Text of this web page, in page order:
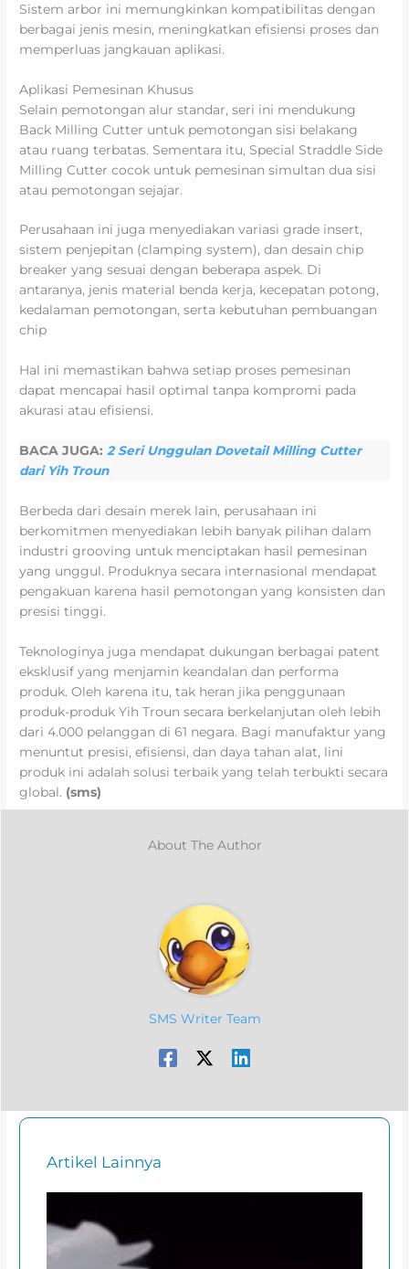
Sistem arbor ini memungkinkan kompatibilitas dengan
berbagai jenis mesin, meningkatkan efisiensi proses dan
memperluas jangkauan aplikasi.
Aplikasi Pemesinan Khusus
Selain pemotongan alur standar, seri ini mendukung
Back Milling Cutter untuk pemotongan sisi belakang
atau ruang terbatas. Sementara itu, Special Straddle Side
Milling Cutter cocok untuk pemesinan simultan dua sisi
atau pemotongan sejajar.
Perusahaan ini juga menyediakan variasi grade insert,
sistem penjepitan (clamping system), dan desain chip
breaker yang sesuai dengan beberapa aspek. Di
antaranya, jenis material benda kerja, kecepatan potong,
kedalaman pemotongan, serta kebutuhan pembuangan
chip
Hal ini memastikan bahwa setiap proses pemesinan
dapat mencapai hasil optimal tanpa kompromi pada
akurasi atau efisiensi.
BACA JUGA:2 Seri Unggulan Dovetail Milling Cutter
dari Yih Troun
Berbeda dari desain merek lain, perusahaan ini
berkomitmen menyediakan lebih banyak pilihan dalam
industri grooving untuk menciptakan hasil pemesinan
yang unggul. Produknya secara internasional mendapat
pengakuan karena hasil pemotongan yang konsisten dan
presisi tinggi.
Teknologinya juga mendapat dukungan berbagai patent
eksklusif yang menjamin keandalan dan performa
produk. Oleh karena itu, tak heran jika penggunaan
produk-produk Yih Troun secara berkelanjutan oleh lebih
dari 4.000 pelanggan di 61 negara. Bagi manufaktur yang
menuntut presisi, efisiensi, dan daya tahan alat, lini
produk ini adalah solusi terbaik yang telah terbukti secara
global. (sms)
About The Author
SMS Writer Team
Artikel Lainnya